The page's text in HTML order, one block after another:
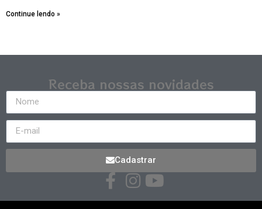
Continue lendo »
Receba nossas novidades
Cadastrar